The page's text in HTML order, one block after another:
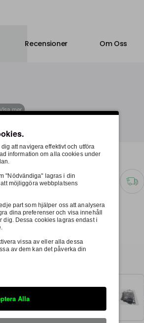
Recensioner Om Oss
och säkert med SVEA.
Vertex Kolvkit KTM 125 SX 2023- D - 53,97
2 452:-
att navigera effektivt och utföra
information om alla cookies under
"Nödvändiga" lagras i din
möjliggöra webbplatsens
part som hjälper oss att analysera
dina preferenser och visa innehåll
dig. Dessa cookies lagras endast i
vissa av eller alla dessa
av dem kan det påverka din
Alla